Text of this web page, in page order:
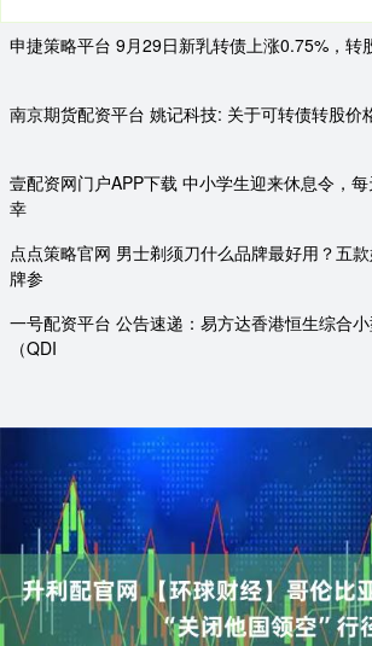
申捷策略平台 9月29日新乳转债上涨0.75%，转
南京期货配资平台 姚记科技: 关于可转债转股价
壹配资网门户APP下载 中小学生迎来休息令，
幸
点点策略官网 男士剃须刀什么品牌最好用？五
牌参
一号配资平台 公告速递：易方达香港恒生综合
（QDI